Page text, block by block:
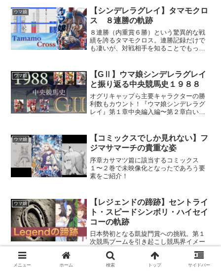
離感で楽しめればOK。
ウマ娘
【シンデレラグレイ】タマモクロ
ス ８連勝の軌跡
８連勝（内重賞６勝）という驚異的な戦
績を誇るタマモクロス。連勝記録だけで
も凄いが、対戦相手を知ることでもっと
ウマ娘
【GⅡ】ウマ娘シンデレラグレイ
と振り返る中央競馬史１９８８
オグリキャップら主要キャラクターの勝
利数もカウント！『ウマ娘シンデレラグ
レイ』第１章中央編入編〜第２章白い稲
てご紹介。
ウマ娘
【コミックスでしか見れない】フ
ジマサマーチの貴重な姿
序章カサマツ篇に該当するコミックス
１〜２巻で未映像化となったであろう要
素をご紹介！
ウマ娘
【レジェンドの蹄跡】セントライ
ト・スピードシンボリ・ハイセイ
コーの軌跡
日本勢初となる凱旋門賞への挑戦。第１
次競馬ブームを引き起こし競馬界イメー
る３冠達成。三者三様。それぞれの伝説
を積み上げたスピードシンボリ・ハイセ
メニュー ホーム 検索 トップ サイドバー